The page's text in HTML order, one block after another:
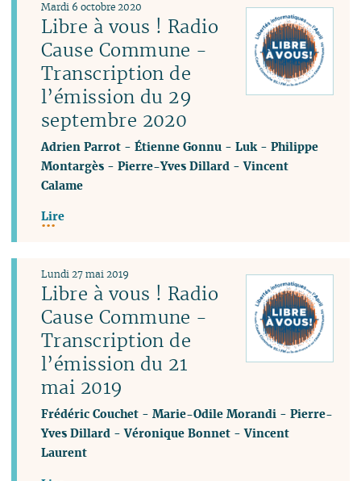
Libre à vous ! Radio
Cause Commune -
Transcription de
l’émission du 29
septembre 2020
Mardi 6 octobre 2020
Adrien Parrot -Étienne Gonnu -Luk-Philippe
Montargès -Pierre-Yves Dillard -Vincent
Calame
Lire
Libre à vous ! Radio
Cause Commune -
Transcription de
l’émission du 21
mai 2019
Lundi 27 mai 2019
Frédéric Couchet -Marie-Odile Morandi -Pierre-
Yves Dillard -Véronique Bonnet -Vincent
Laurent